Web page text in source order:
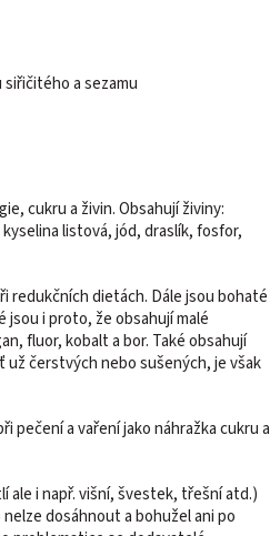
a sezamu
cukru a živin.Obsahují živiny:
listová, jód, draslík, fosfor,
redukčních dietách. Dále jsou bohaté
jsou i proto, že obsahují malé
fluor, kobalt a bor. Také obsahují
čerstvých nebo sušených, je však
pečení a vaření jako náhražka cukru a
ale i např. višní, švestek, třešní atd.)
dosáhnout a bohužel ani po